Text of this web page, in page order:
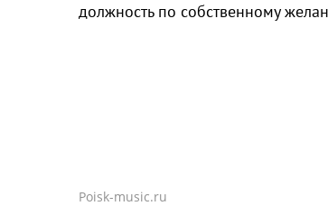
должность по собственному
Poisk-music.ru